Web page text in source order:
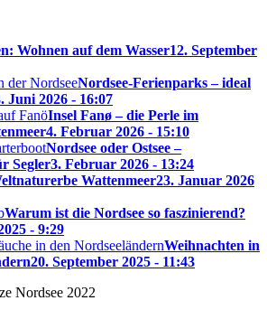
Wohnen auf dem Wasser12. September
Nordsee-Ferienparks – ideal
Juni 2026 - 16:07
Insel Fanø – die Perle im
4. Februar 2026 - 15:10
Nordsee oder Ostsee –
Segler3. Februar 2026 - 13:24
Wattenmeer23. Januar 2026
Warum ist die Nordsee so faszinierend?
- 9:29
Weihnachten in
20. September 2025 - 11:43
Nordsee 2022